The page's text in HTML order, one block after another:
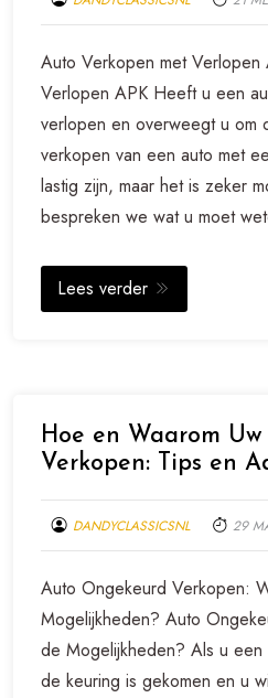
Auto Verkopen met
Verlopen APK Heeft u een
verlopen en overweegt u
verkopen van een auto met
lastig zijn, maar het is zeker
bespreken we wat u moet
Lees verder
Hoe en Waarom
Verkopen: Tips en
DANDYCLASSICSNL 29
Auto Ongekeurd Verkopen:
Mogelijkheden? Auto
de Mogelijkheden? Als u
de keuring is gekomen en u